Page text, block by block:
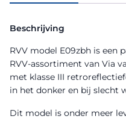
Beschrijving
RVV model E09zbh is een
RVV-assortiment van Via
met klasse III
in het donker en bij slecht
Dit model is onder meer